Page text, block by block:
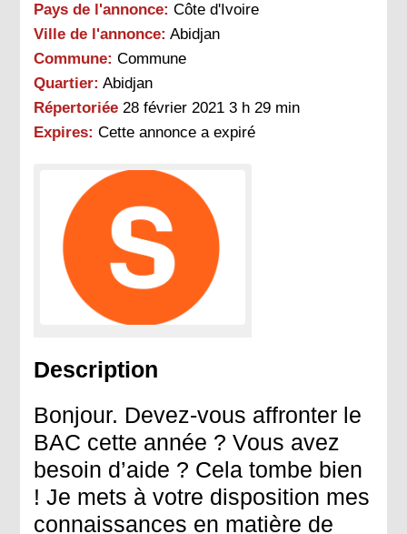
Pays de l'annonce: Côte d'Ivoire
Ville de l'annonce: Abidjan
Commune: Commune
Quartier: Abidjan
Répertoriée 28 février 2021 3 h 29 min
Expires: Cette annonce a expiré
Description
Bonjour. Devez-vous affronter le
BAC cette année ? Vous avez
besoin d’aide ? Cela tombe bien
! Je mets à votre disposition mes
connaissances en matière de